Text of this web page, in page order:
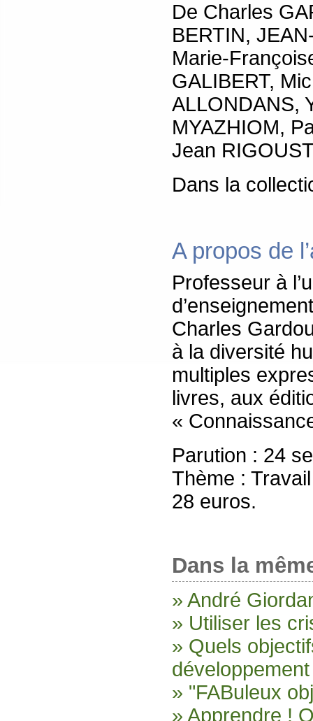
De Charles
BERTIN,
Marie-
GALIBERT,
ALLONDANS,
MYAZHIOM,
Jean
Dans la
A propos de
Professeur à
Charles
à la diversité
multiples
livres, aux
«
Parution : 24
Thème :
28 euros.
Dans la
» André
» Utiliser les
» Quels
» "FABuleux
» Apprendre !